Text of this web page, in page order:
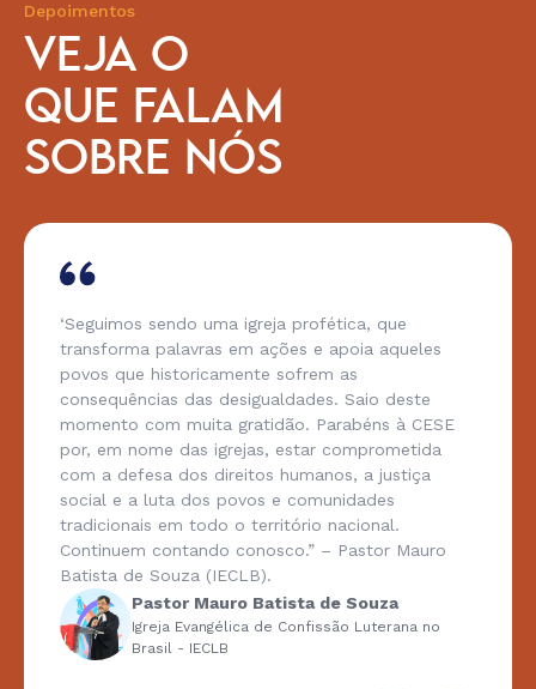
Depoimentos
VEJA O
QUE FALAM
SOBRE NÓS
‘Seguimos sendo uma igreja profética, que
transforma palavras em ações e apoia aqueles
povos que historicamente sofrem as
consequências das desigualdades. Saio deste
momento com muita gratidão. Parabéns à CESE
por, em nome das igrejas, estar comprometida
com a defesa dos direitos humanos, a justiça
social e a luta dos povos e comunidades
tradicionais em todo o território nacional.
Continuem contando conosco.” – Pastor Mauro
Batista de Souza (IECLB).
Pastor Mauro Batista de Souza
Igreja Evangélica de Confissão Luterana no
Brasil - IECLB